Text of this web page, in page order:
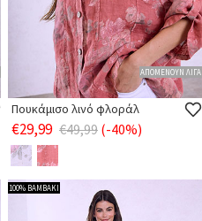
ΑΠΟΜΕΝΟΥΝ ΛΙΓΑ
Πουκάμισο λινό φλοράλ
€29,99 €49,99 (-40%)
100% ΒΑΜΒΑΚΙ